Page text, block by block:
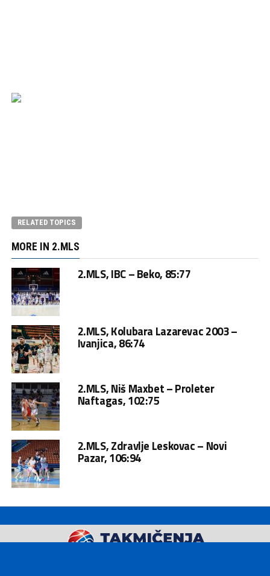
RELATED TOPICS
MORE IN 2.MLS
2.MLS, IBC – Beko, 85:77
2.MLS, Kolubara Lazarevac 2003 –
Ivanjica, 86:74
2.MLS, Niš Maxbet – Proleter
Naftagas, 102:75
2.MLS, Zdravlje Leskovac – Novi
Pazar, 106:94